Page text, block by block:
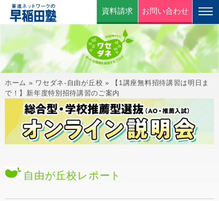
資料請求 お問い合わせ
ホーム » ワセダネ-自由が丘校 »
【1講座無料招待講習は明日ま
で！】新年度特別招待講習のご案内
自由が丘校 レポート